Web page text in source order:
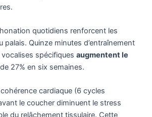
quotidiens renforcent les
palais. Quinze minutes d’entraînement
spécifiques augmentent le
de 27% en six semaines.
cardiaque (6 cycles
le coucher diminuent le stress
du relâchement tissulaire. Cette